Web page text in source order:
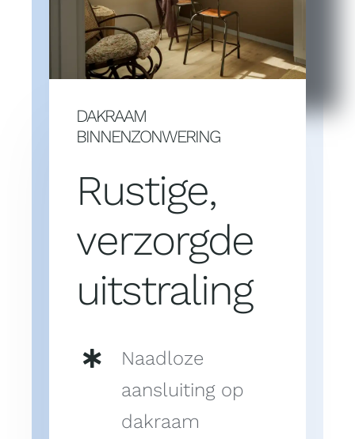
DAKRAAM
BINNENZONWERING
Rustige,
verzorgde
uitstraling
Naadloze
aansluiting op
dakraam